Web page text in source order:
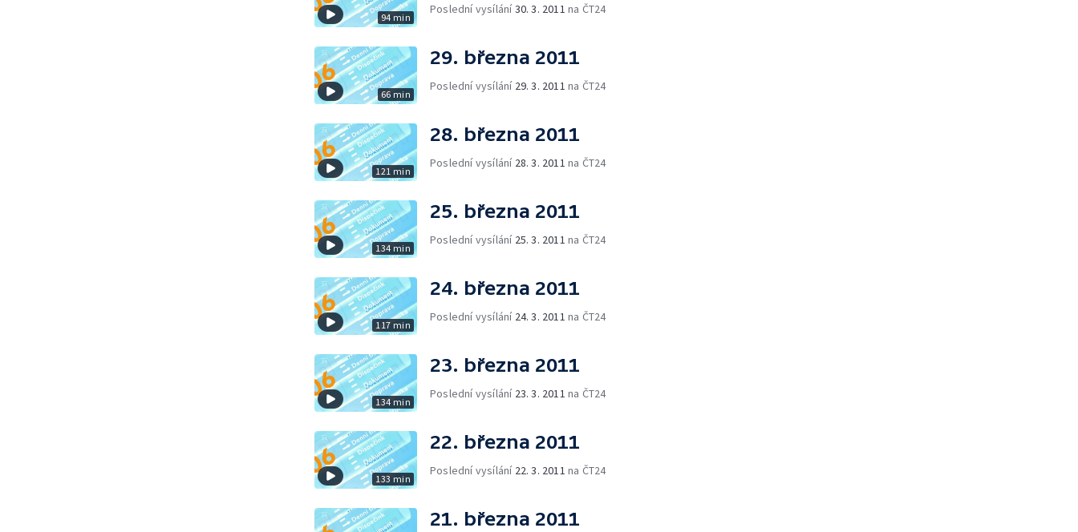
94 min
Poslední vysílání30. 3. 2011 na ČT24
66 min
29. března 2011
Poslední vysílání 29. 3. 2011 na ČT24
121 min
28. března 2011
Poslední vysílání 28. 3. 2011 na ČT24
134 min
25. března 2011
Poslední vysílání 25. 3. 2011 na ČT24
117 min
24. března 2011
Poslední vysílání 24. 3. 2011 na ČT24
134 min
23. března 2011
Poslední vysílání 23. 3. 2011 na ČT24
133 min
22. března 2011
Poslední vysílání 22. 3. 2011 na ČT24
21. března 2011